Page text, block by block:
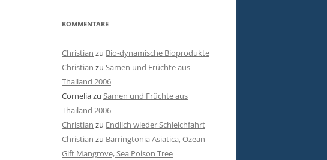
KOMMENTARE
Christian zu Bio-dynamische Bioprodukte
Christian zu Samen und Früchte aus
Thailand 2006
Corneliazu Samen und Früchte aus
Thailand 2006
Christian zu Endlich wieder Schleichfahrt
Christian zu Barringtonia Asiatica, Ozean
Gift Mangrove, Sea Poison Tree